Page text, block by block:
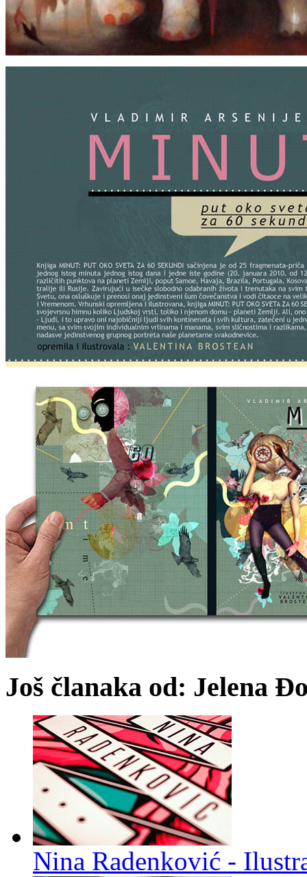
Još članaka od: Jelena
Nina Radenković -